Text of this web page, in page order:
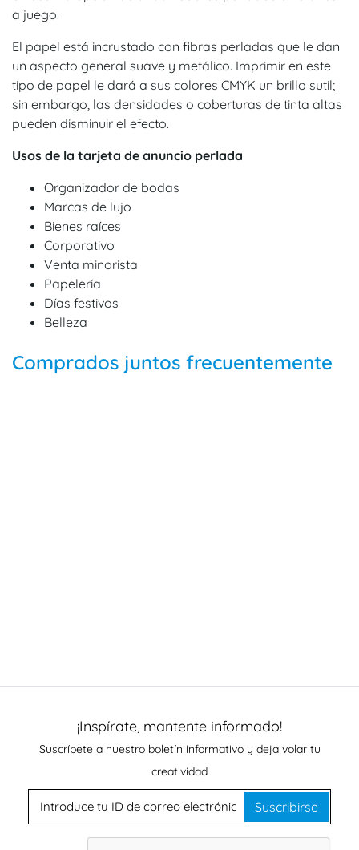
a juego.
El papel está incrustado con fibras perladas que le dan
un aspecto general suave y metálico. Imprimir en este
tipo de papel le dará a sus colores CMYK un brillo sutil;
sin embargo, las densidades o coberturas de tinta altas
pueden disminuir el efecto.
Usos de la tarjeta de anuncio perlada
Organizador de bodas
Marcas de lujo
Bienes raíces
Corporativo
Venta minorista
Papelería
Días festivos
Belleza
Comprados juntos frecuentemente
¡Inspírate, mantente informado!
Suscríbete a nuestro boletín informativo y deja volar tu
creatividad
Suscribirse